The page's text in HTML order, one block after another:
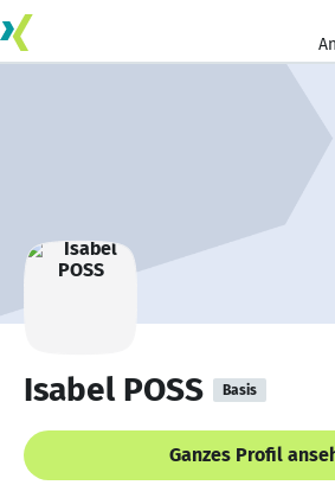
Isabel POSS Basis
Ganzes Profil